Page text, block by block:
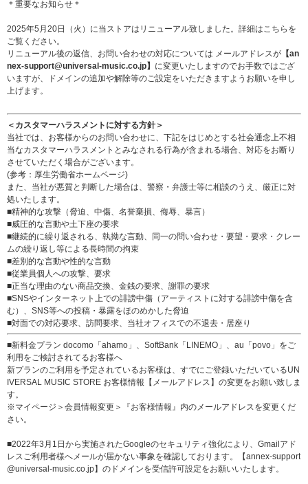
＊重要なお知らせ＊
2025年5月20日（火）に当ストアはリニューアル致しました。詳細はこちら を
ご覧ください。
リニューアル後の返信、お問い合わせの対応については メールアドレスが 【an
nex-support@universal-music.co.jp】 に変更いたしますのでお手数ではござ
いますが、ドメインの追加や解除等のご設定をいただきますようお願いを申し
上げます。
＜カスタマーハラスメントに対する方針＞
当社では、お客様からのお問い合わせに、下記をはじめとする社会通念上不相
当なカスタマーハラスメントとみなされる行為が含まれる場合、対応をお断り
させていただく場合がございます。
(参考： 厚生労働省ホームページ)
また、当社が悪質と判断した場合は、警察・弁護士等に相談のうえ、厳正に対
処いたします。
■精神的な攻撃（脅迫、中傷、名誉棄損、侮辱、暴言）
■威圧的な言動や土下座の要求
■継続的に繰り返される、執拗な言動、同一の問い合わせ・要望・要求・クレー
ムの繰り返し等による長時間の拘束
■差別的な言動や性的な言動
■従業員個人への攻撃、要求
■正当な理由のない商品交換、金銭の要求、謝罪の要求
■SNSやインターネット上での誹謗中傷（アーティストに対する誹謗中傷を含
む）、SNS等への投稿・暴露をほのめかした脅迫
■対面での対応要求、訪問要求、当社オフィスでの不退去・居座り
■新料金プラン docomo「ahamo」、SoftBank「LINEMO」、au「povo」をご
利用をご検討されてるお客様へ
新プランのご利用を予定されているお客様は、すでにご登録いただいているUN
IVERSAL MUSIC STORE お客様情報【メールアドレス】の変更をお願い致しま
す。
※マイページ＞会員情報変更＞『お客様情報』内のメールアドレスを変更くだ
さい。
■2022年3月1日から実施されたGoogleのセキュリティ強化により、Gmailアド
レスご利用者様へメールが届かない事象を確認しております。【annex-support
@universal-music.co.jp】のドメインを受信許可設定をお願いいたします。